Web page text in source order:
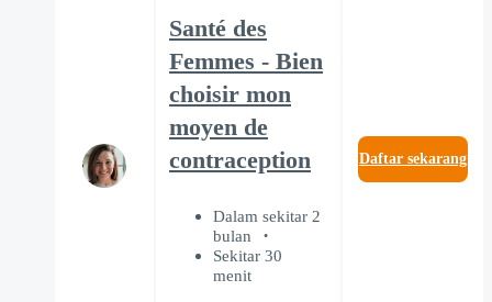
Santé des
Femmes - Bien
choisir mon
moyen de
contraception
Dalam sekitar 2
bulan
Sekitar 30
menit
Daftar sekarang